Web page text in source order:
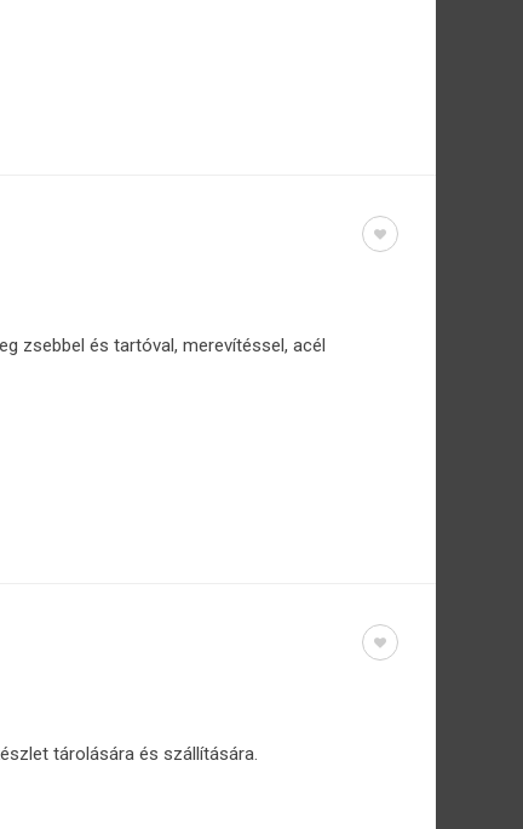
zsebbel és tartóval, merevítéssel, acél
tárolására és szállítására.